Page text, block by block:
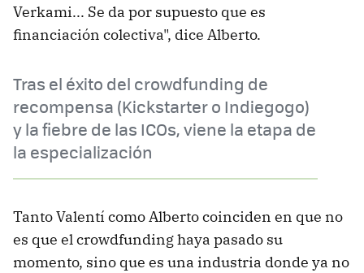
Verkami... Se da por supuesto que es
financiación colectiva", dice Alberto.
Tras el éxito del crowdfunding de
recompensa (Kickstarter o Indiegogo)
y la fiebre de las ICOs, viene la etapa de
la especialización
Tanto Valentí como Alberto coinciden en que no
es que el crowdfunding haya pasado su
momento, sino que es una industria donde ya no